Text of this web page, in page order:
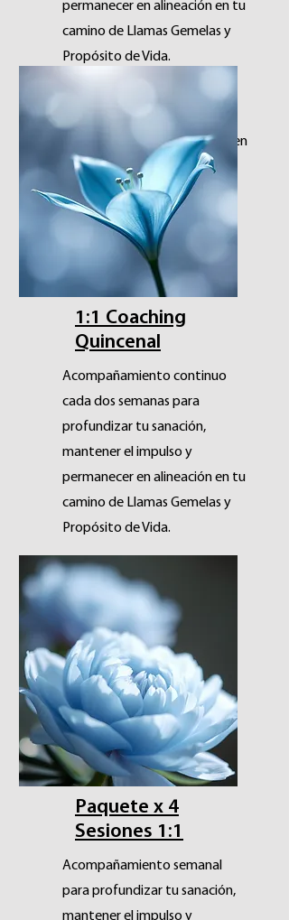
permanecer en alineación en tu
camino de Llamas Gemelas y
Propósito de Vida.
USD $240 Cada 2 Semanas.
Suscripción con renovación
automática. Podés cancelar en
cualquier momento.
Reservar
1:1 Coaching
Quincenal
Acompañamiento continuo
cada dos semanas para
profundizar tu sanación,
mantener el impulso y
permanecer en alineación en tu
camino de Llamas Gemelas y
Propósito de Vida.
USD $240 Cada 2 Semanas.
Suscripción con renovación
automática. Podés cancelar en
cualquier momento.
Reservar
Paquete x 4
Sesiones 1:1
Acompañamiento semanal
para profundizar tu sanación,
mantener el impulso y